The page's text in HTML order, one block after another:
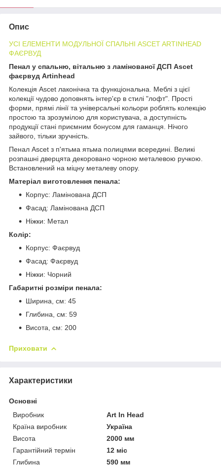
Опис
УСІ ЕЛЕМЕНТИ МОДУЛЬНОЇ СПАЛЬНІ ASCET ARTINHEAD
ФАЄРВУД
Пенал у спальню, вітальню з ламінованої ДСП Ascet
фаєрвуд Artinhead
Колекція Ascet лаконічна та функціональна. Меблі з цієї
колекції чудово доповнять інтер'єр в стилі "лофт". Прості
форми, прямі лінії та універсальні кольори роблять колекцію
простою та зрозумілою для користувача, а доступність
продукції стані приємним бонусом для гаманця. Нічого
зайвого, тільки зручність.
Пенал Ascet з п'ятьма ятьма полицями всередині. Великі
розпашні дверцята декоровано чорною металевою ручкою.
Встановлений на міцну металеву опору.
Матеріал виготовлення пенала:
Корпус: Ламінована ДСП
Фасад: Ламінована ДСП
Ніжки: Метал
Колір:
Корпус: Фаєрвуд
Фасад: Фаєрвуд
Ніжки: Чорний
Габаритні розміри пенала:
Ширина, см: 45
Глибина, см: 59
Висота, см: 200
Приховати
Характеристики
Основні
Виробник
Art In Head
Країна виробник
Україна
Висота
2000 мм
Гарантійний термін
12 міс
Глибина
590 мм